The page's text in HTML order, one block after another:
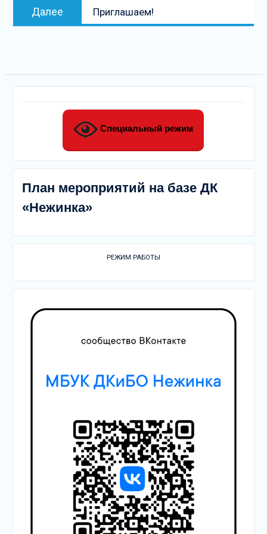
Далее
запись
Приглашаем!
Специальный режим
План мероприятий на базе ДК
«Нежинка»
РЕЖИМ РАБОТЫ